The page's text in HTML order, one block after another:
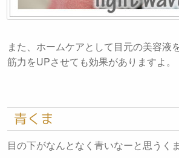
また、ホームケアとして目元の美容
筋力をUPさせても効果がありますよ。
青くま
目の下がなんとなく青いなーと思うく